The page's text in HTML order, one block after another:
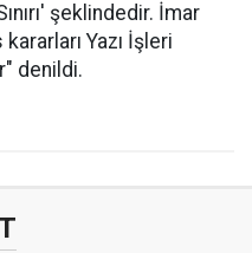
şeklindedir. İmar
Yazı İşleri
denildi.